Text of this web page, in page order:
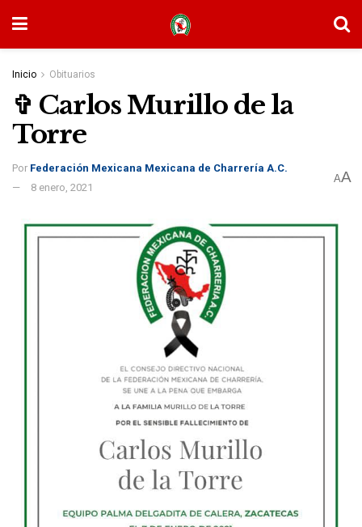
Inicio Obituarios
✞ Carlos Murillo de la
Torre
Por Federación Mexicana Mexicana de Charrería A.C.
8 enero, 2021
AA